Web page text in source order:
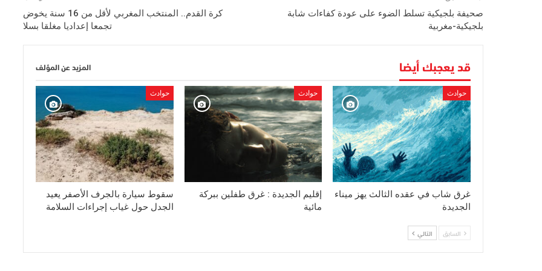
صحيفة بلجيكية تسلط الضوء على عودة كفاءات شابة
بلجيكية-مغربية
كرة القدم.. المنتخب المغربي لأقل من 16 سنة يخوض
تجمعا إعداديا مغلقا بسلا
قد يعجبك أيضا المزيد عن المؤلف
حوادث
غرق شاب في عقده الثالث يهز ميناء
الجديدة
حوادث
إقليم الجديدة : غرق طفلين ببركة
مائية
حوادث
سقوط سيارة بالجرف الأصفر يعيد
الجدل حول غياب إجراءات السلامة
السابق التالي